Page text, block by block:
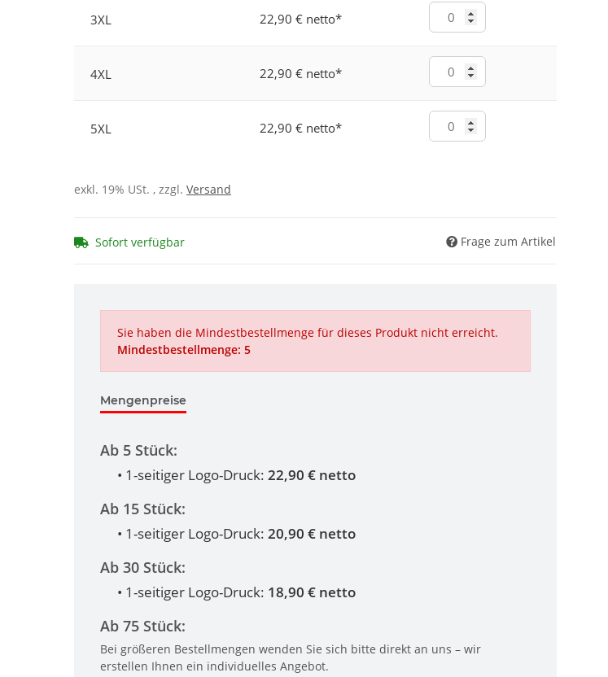
3XL 22,90 € netto*
4XL 22,90 € netto*
5XL 22,90 € netto*
exkl. 19% USt. , zzgl. Versand
Sofort verfügbar Frage zum Artikel
Sie haben die Mindestbestellmenge für dieses Produkt nicht erreicht.
Mindestbestellmenge: 5
Mengenpreise
Ab 5 Stück:
• 1-seitiger Logo-Druck: 22,90 € netto
Ab 15 Stück:
• 1-seitiger Logo-Druck: 20,90 € netto
Ab 30 Stück:
• 1-seitiger Logo-Druck: 18,90 € netto
Ab 75 Stück:
Bei größeren Bestellmengen wenden Sie sich bitte direkt an uns – wir
erstellen Ihnen ein individuelles Angebot.